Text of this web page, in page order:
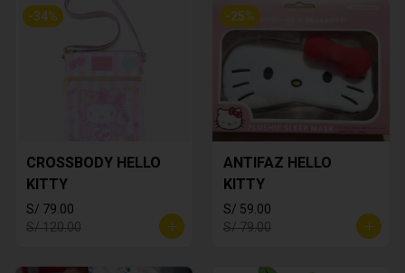
-34%
CROSSBODY HELLO
KITTY
S/ 79.00
S/ 120.00
-25%
ANTIFAZ HELLO
KITTY
S/ 59.00
S/ 79.00